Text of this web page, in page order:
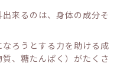
来るのは、身体の成分そ
ろうとする力を助ける成
、糖たんぱく）がたくさ